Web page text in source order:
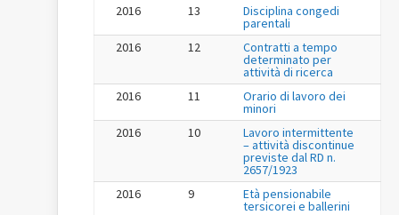
2016
13 Disciplina congedi
parentali
2016
12 Contratti a tempo
determinato per
attività di ricerca
2016
11 Orario di lavoro dei
minori
2016
10 Lavoro intermittente
– attività discontinue
previste dal RD n.
2657/1923
2016
9 Età pensionabile
tersicorei e ballerini